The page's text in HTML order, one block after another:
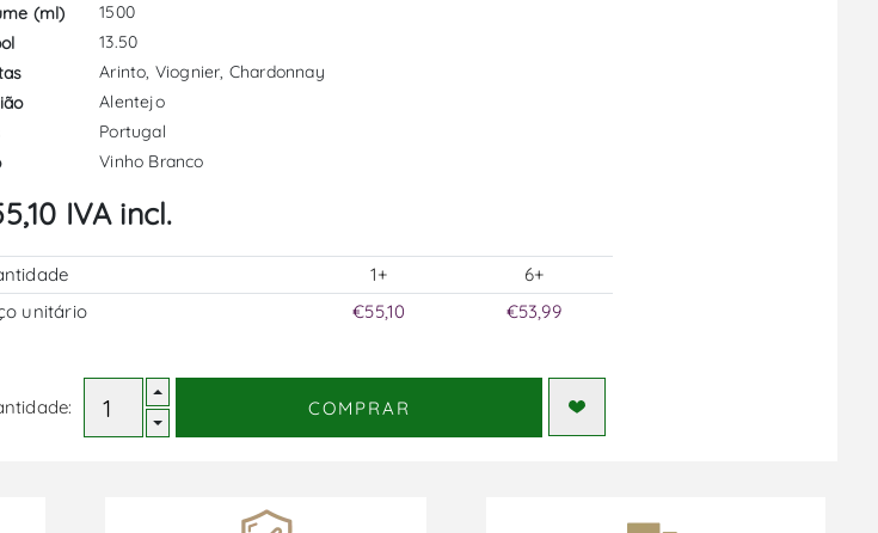
(ml)
1500
13.50
Arinto, Viognier, Chardonnay
Alentejo
Portugal
Vinho Branco
IVA incl.
1+
6+
unitário
€55,10 €53,99
COMPRAR